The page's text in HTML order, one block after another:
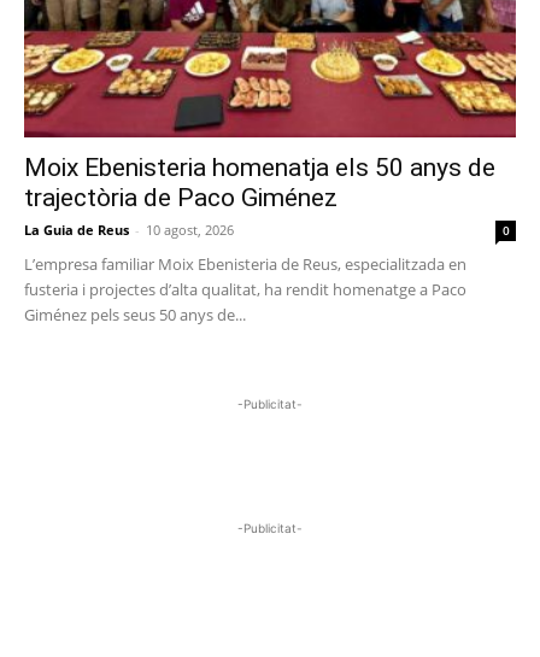
Moix Ebenisteria homenatja els 50 anys de
trajectòria de Paco Giménez
La Guia de Reus - 10 agost, 2026 0
L’empresa familiar Moix Ebenisteria de Reus, especialitzada en
fusteria i projectes d’alta qualitat, ha rendit homenatge a Paco
Giménez pels seus 50 anys de...
-Publicitat-
-Publicitat-